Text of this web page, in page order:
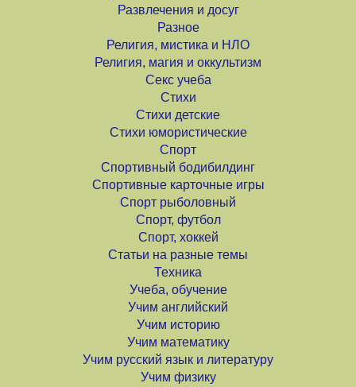
Развлечения и досуг
Разное
Религия, мистика и НЛО
Религия, магия и оккультизм
Секс учеба
Стихи
Стихи детские
Стихи юмористические
Спорт
Спортивный бодибилдинг
Спортивные карточные игры
Спорт рыболовный
Спорт, футбол
Спорт, хоккей
Статьи на разные темы
Техника
Учеба, обучение
Учим английский
Учим историю
Учим математику
Учим русский язык и литературу
Учим физику